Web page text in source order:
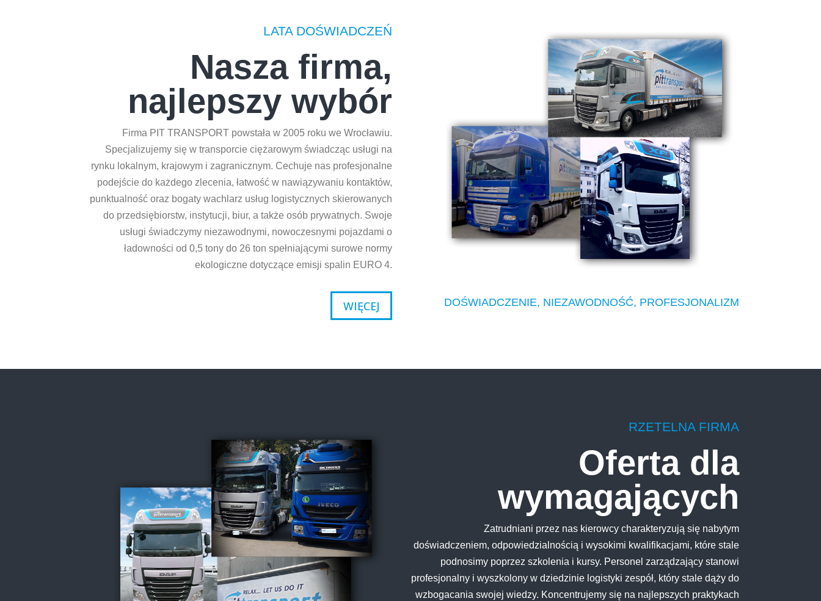
LATA DOŚWIADCZEŃ
Nasza firma,
najlepszy wybór
Firma PIT TRANSPORT powstała w 2005 roku we Wrocławiu.
Specjalizujemy się w transporcie ciężarowym świadcząc usługi na
rynku lokalnym, krajowym i zagranicznym. Cechuje nas profesjonalne
podejście do każdego zlecenia, łatwość w nawiązywaniu kontaktów,
punktualność oraz bogaty wachlarz usług logistycznych skierowanych
do przedsiębiorstw, instytucji, biur, a także osób prywatnych. Swoje
usługi świadczymy niezawodnymi, nowoczesnymi pojazdami o
ładowności od 0,5 tony do 26 ton spełniającymi surowe normy
ekologiczne dotyczące emisji spalin EURO 4.
WIĘCEJ DOŚWIADCZENIE, NIEZAWODNOŚĆ, PROFESJONALIZM
RZETELNA FIRMA
Oferta dla
wymagających
Zatrudniani przez nas kierowcy charakteryzują się nabytym
doświadczeniem, odpowiedzialnością i wysokimi kwalifikacjami, które stale
podnosimy poprzez szkolenia i kursy. Personel zarządzający stanowi
profesjonalny i wyszkolony w dziedzinie logistyki zespół, który stale dąży do
wzbogacania swojej wiedzy. Koncentrujemy się na najlepszych praktykach